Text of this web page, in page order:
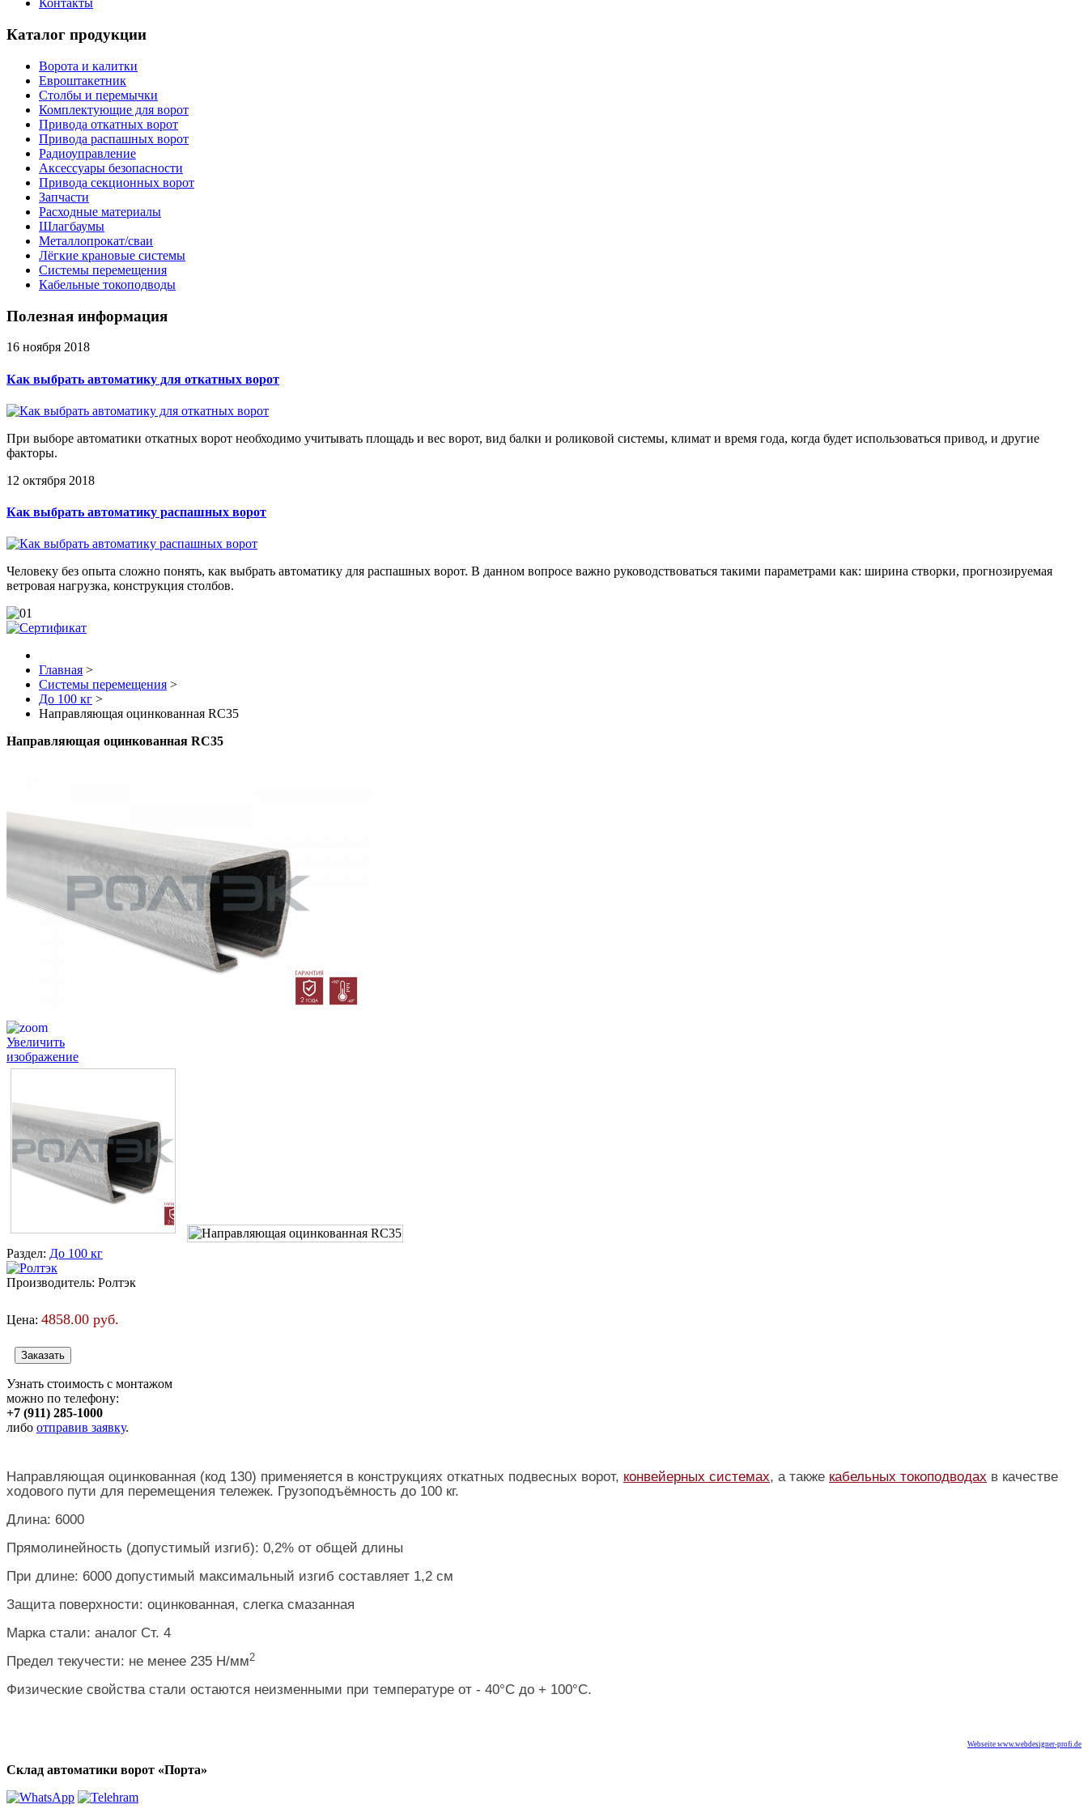
Контакты
Каталог продукции
Ворота и калитки
Евроштакетник
Столбы и перемычки
Комплектующие для ворот
Привода откатных ворот
Привода распашных ворот
Радиоуправление
Аксессуары безопасности
Привода секционных ворот
Запчасти
Расходные материалы
Шлагбаумы
Металлопрокат/сваи
Лёгкие крановые системы
Системы перемещения
Кабельные токоподводы
Полезная информация
16 ноября 2018
Как выбрать автоматику для откатных ворот
При выборе автоматики откатных ворот необходимо учитывать площадь и вес ворот, вид балки и роликовой системы, климат и время года, когда будет использоваться привод, и другие
факторы.
12 октября 2018
Как выбрать автоматику распашных ворот
Человеку без опыта сложно понять, как выбрать автоматику для распашных ворот. В данном вопросе важно руководствоваться такими параметрами как: ширина створки, прогнозируемая
ветровая нагрузка, конструкция столбов.
Главная >
Системы перемещения >
До 100 кг >
Направляющая оцинкованная RC35
Направляющая оцинкованная RC35
Увеличить
изображение
Раздел: До 100 кг
Производитель: Ролтэк
Цена: 4858.00 руб.
Узнать стоимость с монтажом
можно по телефону:
+7 (911) 285-1000
либо отправив заявку.
Направляющая оцинкованная (код 130) применяется в конструкциях откатных подвесных ворот, конвейерных системах, а также кабельных токоподводах в качестве
ходового пути для перемещения тележек. Грузоподъёмность до 100 кг.
Длина: 6000
Прямолинейность (допустимый изгиб): 0,2% от общей длины
При длине: 6000 допустимый максимальный изгиб составляет 1,2 см
Защита поверхности: оцинкованная, слегка смазанная
Марка стали: аналог Ст. 4
Предел текучести: не менее 235 Н/мм2
Физические свойства стали остаются неизменными при температуре от - 40°C до + 100°C.
Webseite www.webdesigner-profi.de
Склад автоматики ворот «Порта»